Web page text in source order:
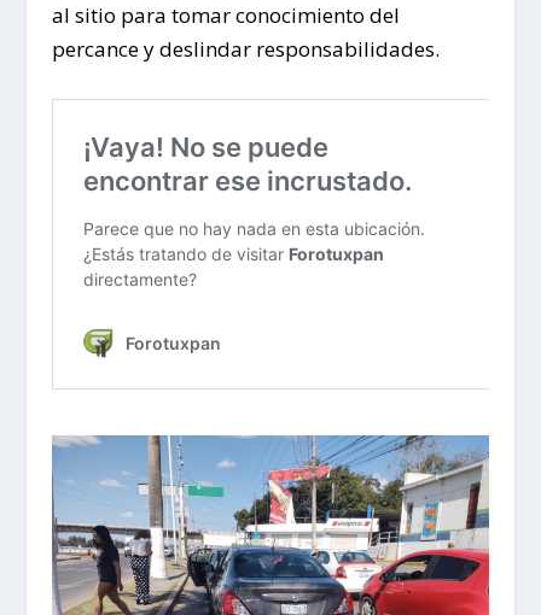
al sitio para tomar conocimiento del
percance y deslindar responsabilidades.